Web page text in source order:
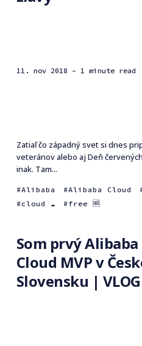
11. nov 2018 - 1 minute read
Zatiaľ čo západný svet si dnes
veteránov alebo aj Deň
inak. Tam...
Alibaba Alibaba Cloud
cloud ☁️
free 🆓
Som prvý Alibaba
Cloud MVP v
Slovensku |